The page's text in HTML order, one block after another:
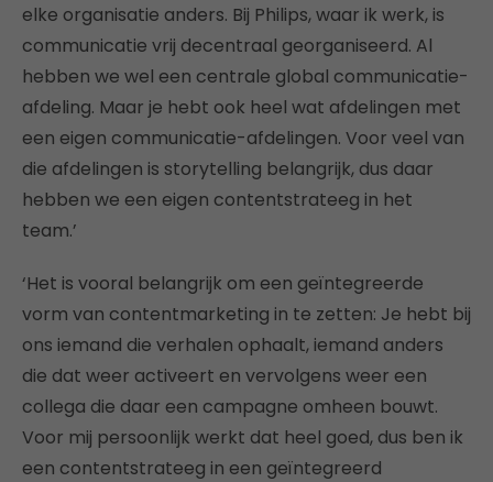
elke organisatie anders. Bij Philips, waar ik werk, is
communicatie vrij decentraal georganiseerd. Al
hebben we wel een centrale global communicatie-
afdeling. Maar je hebt ook heel wat afdelingen met
een eigen communicatie-afdelingen. Voor veel van
die afdelingen is storytelling belangrijk, dus daar
hebben we een eigen contentstrateeg in het
team.’
‘Het is vooral belangrijk om een geïntegreerde
vorm van contentmarketing in te zetten: Je hebt bij
ons iemand die verhalen ophaalt, iemand anders
die dat weer activeert en vervolgens weer een
collega die daar een campagne omheen bouwt.
Voor mij persoonlijk werkt dat heel goed, dus ben ik
een contentstrateeg in een geïntegreerd